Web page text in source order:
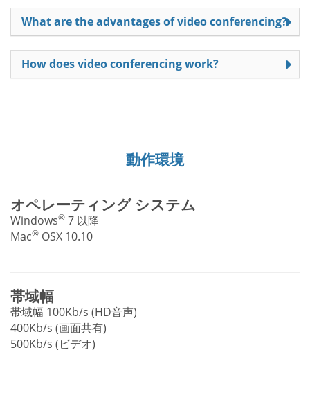
What are the advantages of video conferencing?
How does video conferencing work?
動作環境
オペレーティング システム
Windows® 7 以降
Mac® OSX 10.10
帯域幅
帯域幅 100Kb/s (HD音声)
400Kb/s (画面共有)
500Kb/s (ビデオ)